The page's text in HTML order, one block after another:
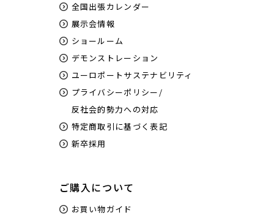
全国出張カレンダー
展示会情報
ショールーム
デモンストレーション
ユーロポートサステナビリティ
プライバシーポリシー/
反社会的勢力への対応
特定商取引に基づく表記
新卒採用
ご購入について
お買い物ガイド